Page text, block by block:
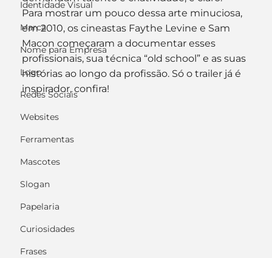
Identidade Visual
Marca
Nome para Empresa
Logo
Redes Sociais
Websites
Ferramentas
Mascotes
Slogan
Papelaria
Curiosidades
Frases
Para mostrar um pouco dessa arte minuciosa,
em 2010, os cineastas Faythe Levine e Sam
Macon começaram a documentar esses
profissionais, sua técnica “old school” e as suas
histórias ao longo da profissão. Só o trailer já é
inspirador, confira!